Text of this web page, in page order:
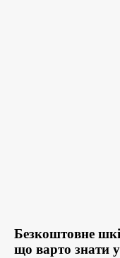
Безкоштовне
що варто знати